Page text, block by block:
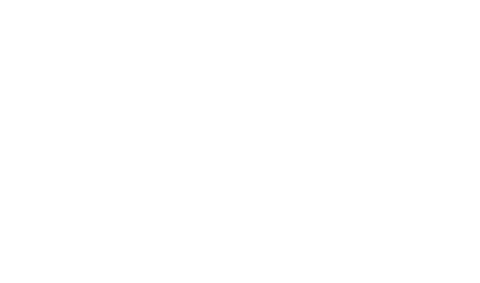
機器販売店・
うお願いしま
1000ppm以下、
、
)を取得する
通知します。
取り引きをい
ロン制御